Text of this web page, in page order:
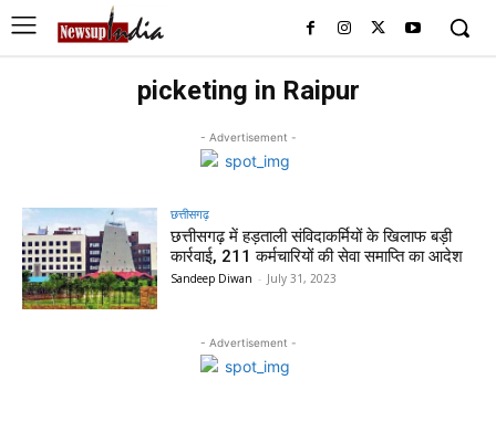
picketing in Raipur
- Advertisement -
छत्तीसगढ़
छत्तीसगढ़ में हड़ताली संविदाकर्मियों के खिलाफ बड़ी
कार्रवाई, 211 कर्मचारियों की सेवा समाप्ति का आदेश
Sandeep Diwan - July 31, 2023
- Advertisement -